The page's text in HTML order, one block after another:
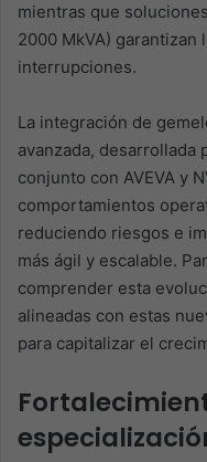
mientras que
2000 MkVA)
interrupciones.
La integración de
avanzada, desarrollada
conjunto con AVEVA y
comportamientos
reduciendo riesgos e
más ágil y escalable.
comprender esta
alineadas con estas
para capitalizar el